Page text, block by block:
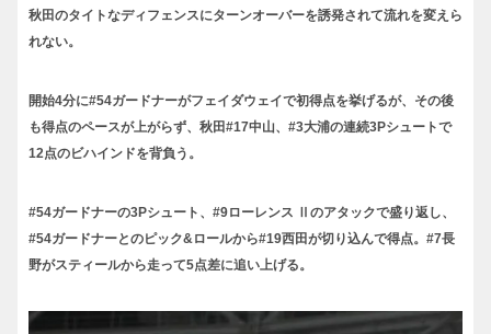
秋田のタイトなディフェンスにターンオーバーを誘発されて流れを変えら
れない。
開始4分に#54ガードナーがフェイダウェイで初得点を挙げるが、その後
も得点のペースが上がらず、秋田#17中山、#3大浦の連続3Pシュートで
12点のビハインドを背負う。
#54ガードナーの3Pシュート、#9ローレンス Ⅱのアタックで盛り返し、
#54ガードナーとのピック&ロールから#19西田が切り込んで得点。#7長
野がスティールから走って5点差に追い上げる。